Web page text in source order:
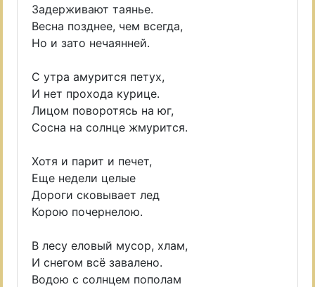
Задерживают таянье.
Весна позднее, чем всегда,
Но и зато нечаянней.
С утра амурится петух,
И нет прохода курице.
Лицом поворотясь на юг,
Сосна на солнце жмурится.
Хотя и парит и печет,
Еще недели целые
Дороги сковывает лед
Корою почернелою.
В лесу еловый мусор, хлам,
И снегом всё завалено.
Водою с солнцем пополам